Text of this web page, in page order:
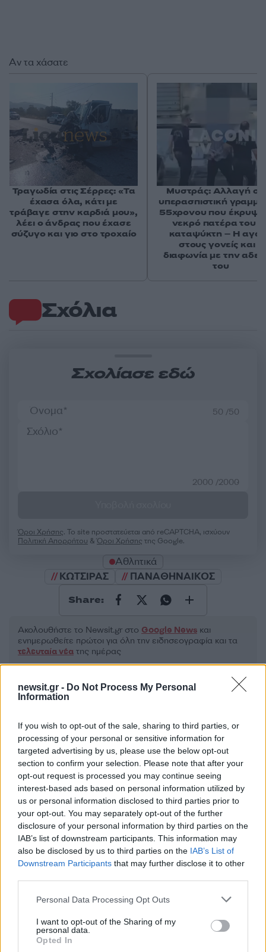
newsit.gr - Do Not Process My Personal
Information
If you wish to opt-out of the sale, sharing to third parties, or
processing of your personal or sensitive information for
targeted advertising by us, please use the below opt-out
section to confirm your selection. Please note that after your
opt-out request is processed you may continue seeing
interest-based ads based on personal information utilized by
us or personal information disclosed to third parties prior to
your opt-out. You may separately opt-out of the further
disclosure of your personal information by third parties on the
IAB’s list of downstream participants. This information may
also be disclosed by us to third parties on the IAB’s List of
Downstream Participants that may further disclose it to other
Please note that this website/app uses one or more Google
not limited to your visit or usage behaviour. You may click to
grant or deny consent to Google and its third-party tags to
use your data for below specified purposes in below Google
Personal Data Processing Opt Outs
I want to opt-out of the Sharing of my
personal data.
Opted In
Σχόλια
Σχολίασε εδώ
50 /50
2000 /2000
Όροι Χρήσης. Το site προστατεύεται από reCAPTCHA, ισχύουν
Πολιτική Απορρήτου &Όροι Χρήσης της Google.
Αθλητικά
ΚΩΤΣΙΡΑΣ
ΠΑΝΑΘΗΝΑΙΚΟΣ
Share:
Ακολουθήστε το Νewsit.gr στο Google News και
ενημερωθείτε πρώτοι για όλη την ειδησεογραφία και τα
τελευταία νέα της ημέρας
Αν τα χάσατε
Τραγωδία στις Σέρρες: «Τα
έχασα όλα, κάτι με
τράβαγε στην καρδιά μου»,
λέει ο άνδρας που έχασε
σύζυγο και γιο στο τροχαίο
Μυστράς: Αλλαγή
υπερασπιστική
55χρονου που έκρυψε
νεκρό πατέρα του
καταψύκτη – Η
στους γονείς και η
διαφωνία με την
του
Πιο δημοφιλή
1 Η Ελένη Φωτοπούλου ευχήθηκε για τη
γιορτή του Άκη Παυλόπουλου: «Δεκαπέντε
χρόνια μου διδάσκει υπομονή και αγάπη»
2Αριστοτέλης Δαμίγος: Στο Αποτεφρωτήριο
Ριτσώνας το «ύστατο χαίρε» στον Έλληνα
σύνδεσμο του ελικοπτέρου που έπεσε στην
Ψάθα
3«Αφιέρωσε τη ζωή της στο να βοηθά
ανθρώπους που είχαν ανάγκη» - Η πρώτη
δήλωση της οικογένειας της 38χρονης
Η Αγγελική Ηλιάδη περιγράφει το θαύμα
που έζησε και πώς είδε τον Χριστό μπροστά
μου»
Ο Γιάννης Φακίνος αποκάλυψε πώς έγινε